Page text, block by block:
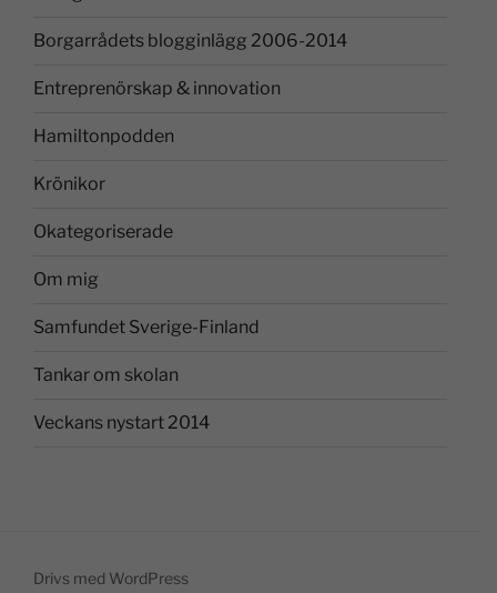
Borgarrådets blogginlägg 2006-2014
Entreprenörskap & innovation
Hamiltonpodden
Krönikor
Okategoriserade
Om mig
Samfundet Sverige-Finland
Tankar om skolan
Veckans nystart 2014
Drivs med WordPress